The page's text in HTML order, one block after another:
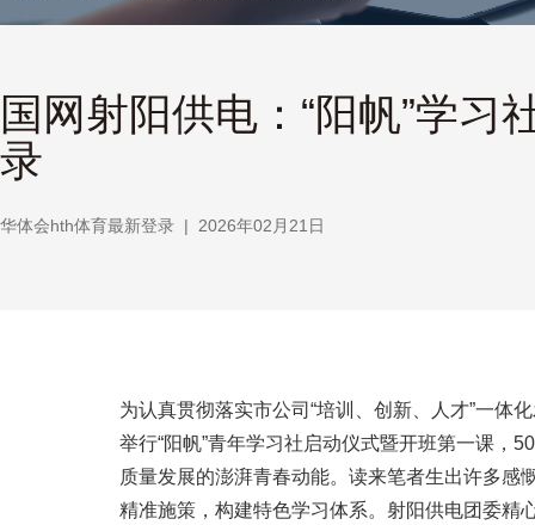
国网射阳供电：“阳帆”学
录
华体会hth体育最新登录 | 2026年02月21日
为认真贯彻落实市公司“培训、创新、人才”一体
举行“阳帆”青年学习社启动仪式暨开班第一课，
质量发展的澎湃青春动能。读来笔者生出许多感
精准施策，构建特色学习体系。射阳供电团委精